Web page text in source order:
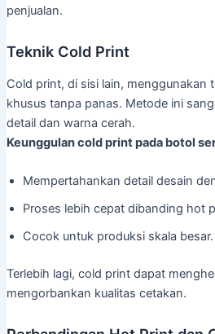
penjualan.
Teknik Cold Print
Cold print, di sisi lain, menggunakan
khusus tanpa panas. Metode ini
detail dan warna cerah.
Keunggulan cold print pada botol
Mempertahankan detail desain
Proses lebih cepat dibanding hot
Cocok untuk produksi skala besar.
Terlebih lagi, cold print dapat
mengorbankan kualitas cetakan.